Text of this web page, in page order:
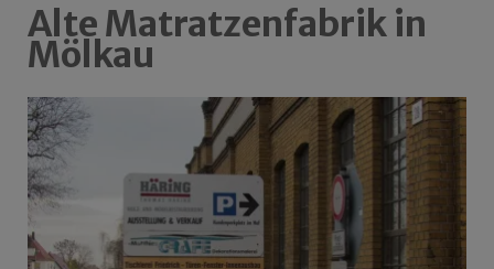
Alte Matratzenfabrik in
Mölkau